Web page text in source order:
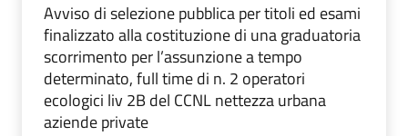
Avviso di selezione pubblica per titoli ed esami
finalizzato alla costituzione di una graduatoria
scorrimento per l’assunzione a tempo
determinato, full time di n. 2 operatori
ecologici liv 2B del CCNL nettezza urbana
aziende private